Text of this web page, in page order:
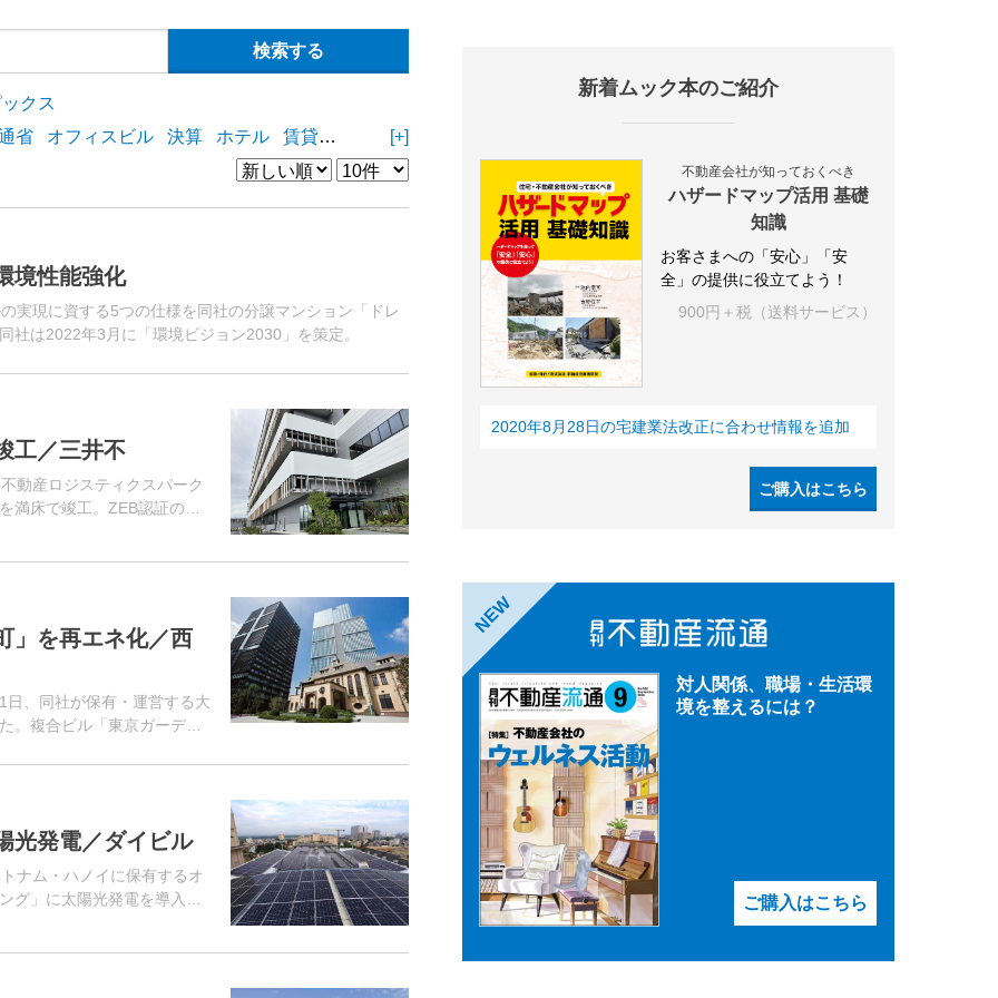
クス
省
オフィスビル 決算 ホテル 賃貸住宅 物流施設
[+]
境性能強化
実現に資する5つの仕様を同社の分譲マンション「ドレ
社は2022年3月に「環境ビジョン2030」を策定。
工／三井不
動産ロジスティクスパーク
満床で竣工。ZEB認証の取
」を再エネ化／西
、同社が保有・運営する大
。複合ビル「東京ガーデン
光発電／ダイビル
ナム・ハノイに保有するオ
グ」に太陽光発電を導入し
新着ムック本のご紹介
不動産会社が知っておくべき
ハザードマップ活用 基礎
知識
お客さまへの「安心」「安
全」の提供に役立てよう！
900円＋税（送料サービス）
2020年8月28日の宅建業法改正に合わせ情報を追加
ご購入はこちら
NEW
対人関係、職場・生活環
境を整えるには？
ご購入はこちら